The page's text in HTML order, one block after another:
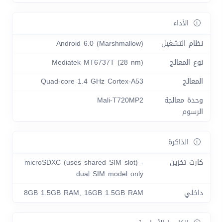
الأداء
نظام التشغيل
Android 6.0 (Marshmallow)
نوع المعالج
Mediatek MT6737T (28 nm)
المعالج
Quad-core 1.4 GHz Cortex-A53
وحدة معالجة
الرسوم
Mali-T720MP2
الذاكرة
كارت تخزين
microSDXC (uses shared SIM slot) -
dual SIM model only
داخلي
8GB 1.5GB RAM, 16GB 1.5GB RAM